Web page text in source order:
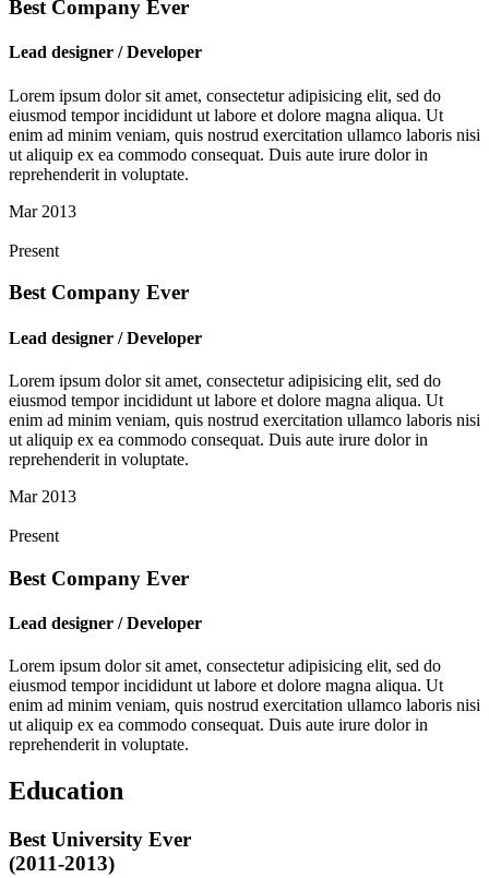
Best Company Ever
Lead designer / Developer
Lorem ipsum dolor sit amet, consectetur adipisicing elit, sed do
eiusmod tempor incididunt ut labore et dolore magna aliqua. Ut
enim ad minim veniam, quis nostrud exercitation ullamco laboris nisi
ut aliquip ex ea commodo consequat. Duis aute irure dolor in
reprehenderit in voluptate.
Mar 2013
Present
Best Company Ever
Lead designer / Developer
Lorem ipsum dolor sit amet, consectetur adipisicing elit, sed do
eiusmod tempor incididunt ut labore et dolore magna aliqua. Ut
enim ad minim veniam, quis nostrud exercitation ullamco laboris nisi
ut aliquip ex ea commodo consequat. Duis aute irure dolor in
reprehenderit in voluptate.
Mar 2013
Present
Best Company Ever
Lead designer / Developer
Lorem ipsum dolor sit amet, consectetur adipisicing elit, sed do
eiusmod tempor incididunt ut labore et dolore magna aliqua. Ut
enim ad minim veniam, quis nostrud exercitation ullamco laboris nisi
ut aliquip ex ea commodo consequat. Duis aute irure dolor in
reprehenderit in voluptate.
Education
Best University Ever
(2011-2013)